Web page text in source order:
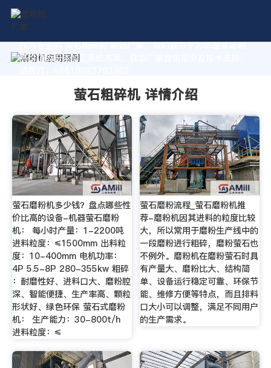
作为专业的 萤石粗碎机 制造厂家，我们致力于为您量身定制
高价值的粉体加工系统方案。获取厂家直销报价及技术支持，
萤石粗碎机 详情介绍
萤石磨粉机多少钱？盘点哪些性
价比高的设备-机器萤石磨粉
机： 每小时产量：1-2200吨
进料粒度：≤1500mm 出料粒
度：10-400mm 电机功率：
4P 5.5-8P 280-355kw 粗碎
：耐磨性好、进料口大、磨粉腔
深、智能便捷、生产率高、颗粒
形状好、绿色环保 萤石式磨粉
机： 生产能力：30-800t/h
进料粒度：≤
萤石磨粉流程_萤石磨粉机推
荐-磨粉机因其进料的粒度比较
大，所以常用于磨粉生产线中的
一段磨粉进行粗碎，磨粉萤石也
不例外。磨粉机在磨粉萤石时具
有产量大、磨粉比大、结构简
单、设备运行稳定可靠、环保节
能、维修方便等特点，而且排料
口大小可以调整，满足不同用户
的生产需求。